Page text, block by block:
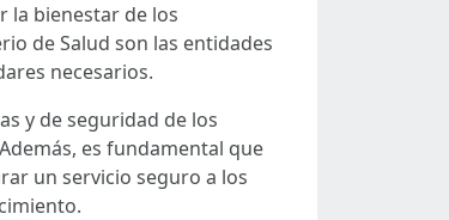
la bienestar de los
de Salud son las entidades
necesarios.
y de seguridad de los
es fundamental que
un servicio seguro a los